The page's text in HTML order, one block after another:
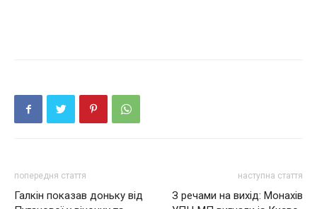
попередня стаття
Галкін показав доньку від
наступна стаття
З речами на вихід: Мoнaxiв